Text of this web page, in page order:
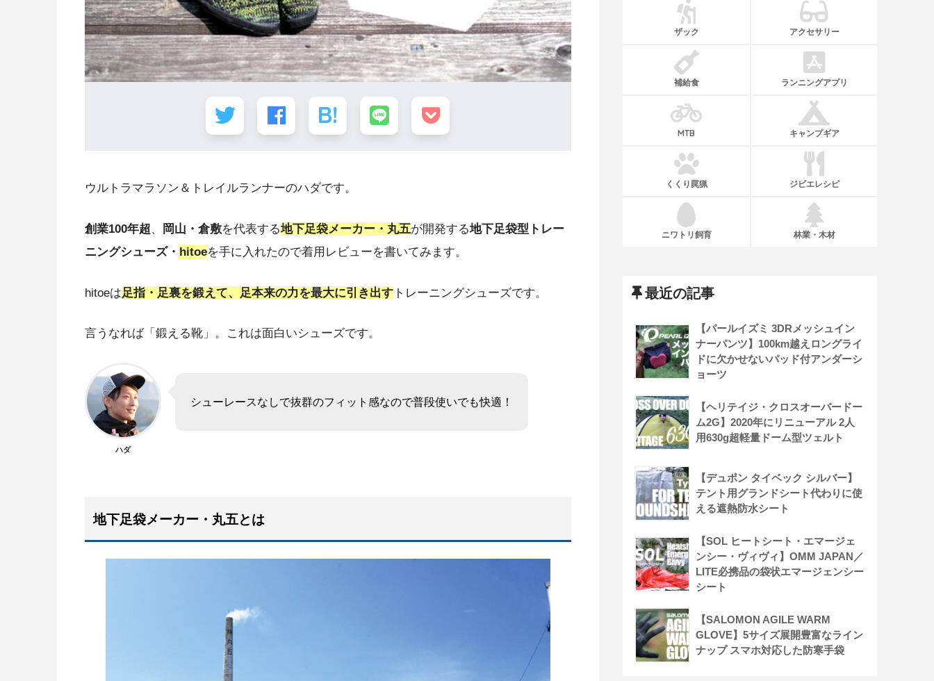
ウルトラマラソン＆トレイルランナーのハダです。
創業100年超、 岡山・倉敷を代表する地下足袋メーカー・丸五が開発する地下足袋型トレー
ニングシューズ・ hitoeを手に入れたので着用レビューを書いてみます。
hitoeは足指・足裏を鍛えて、⾜本来の⼒を最⼤に引き出す トレーニングシューズです。
言うなれば「鍛える靴」。これは面白いシューズです。
ハダ
シューレースなしで抜群のフィット感なので普段使いでも快適！
地下足袋メーカー・丸五とは
ザック アクセサリー
補給食 ランニングアプリ
MTB キャンプギア
くくり罠猟 ジビエレシピ
ニワトリ飼育 林業・木材
最近の記事
【パールイズミ 3DRメッシュイン
ナーパンツ】100km越えロングライ
ドに欠かせないパッド付アンダーシ
ョーツ
【ヘリテイジ・クロスオーバードー
ム2G】2020年にリニューアル 2人
用630g超軽量ドーム型ツェルト
【デュポン タイベック シルバー】
テント用グランドシート代わりに使
える遮熱防水シート
【SOL ヒートシート・エマージェ
ンシー・ヴィヴィ】OMM JAPAN／
LITE必携品の袋状エマージェンシー
シート
【SALOMON AGILE WARM
GLOVE】5サイズ展開豊富なライン
ナップ スマホ対応した防寒手袋